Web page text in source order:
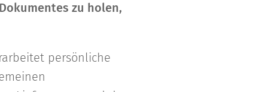
zu holen,
persönliche